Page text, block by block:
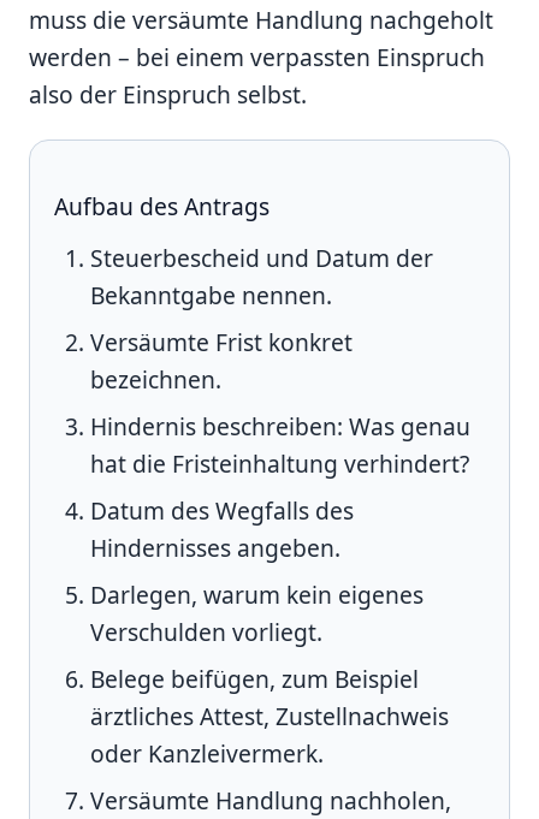
muss die versäumte Handlung nachgeholt
werden – bei einem verpassten Einspruch
also der Einspruch selbst.
Aufbau des Antrags
Steuerbescheid und Datum der
Bekanntgabe nennen.
Versäumte Frist konkret
bezeichnen.
Hindernis beschreiben: Was genau
hat die Fristeinhaltung verhindert?
Datum des Wegfalls des
Hindernisses angeben.
Darlegen, warum kein eigenes
Verschulden vorliegt.
Belege beifügen, zum Beispiel
ärztliches Attest, Zustellnachweis
oder Kanzleivermerk.
Versäumte Handlung nachholen,